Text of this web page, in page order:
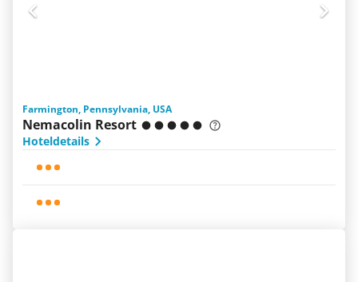
Farmington, Pennsylvania, USA
Nemacolin Resort
Hoteldetails